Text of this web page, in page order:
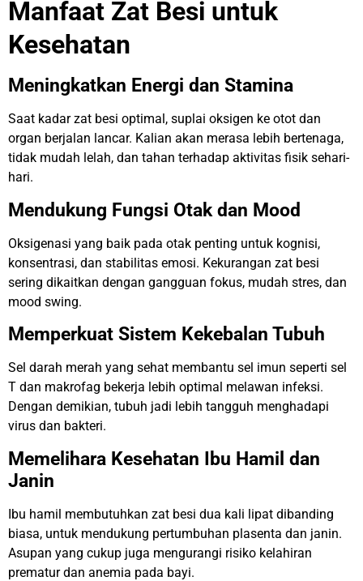
Manfaat Zat Besi untuk
Kesehatan
Meningkatkan Energi dan Stamina
Saat kadar zat besi optimal, suplai oksigen ke otot dan
organ berjalan lancar. Kalian akan merasa lebih bertenaga,
tidak mudah lelah, dan tahan terhadap aktivitas fisik sehari-
hari.
Mendukung Fungsi Otak dan Mood
Oksigenasi yang baik pada otak penting untuk kognisi,
konsentrasi, dan stabilitas emosi. Kekurangan zat besi
sering dikaitkan dengan gangguan fokus, mudah stres, dan
mood swing.
Memperkuat Sistem Kekebalan Tubuh
Sel darah merah yang sehat membantu sel imun seperti sel
T dan makrofag bekerja lebih optimal melawan infeksi.
Dengan demikian, tubuh jadi lebih tangguh menghadapi
virus dan bakteri.
Memelihara Kesehatan Ibu Hamil dan
Janin
Ibu hamil membutuhkan zat besi dua kali lipat dibanding
biasa, untuk mendukung pertumbuhan plasenta dan janin.
Asupan yang cukup juga mengurangi risiko kelahiran
prematur dan anemia pada bayi.